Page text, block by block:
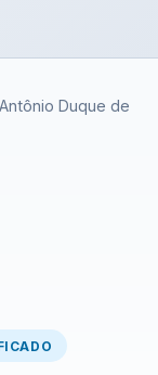
Duque de